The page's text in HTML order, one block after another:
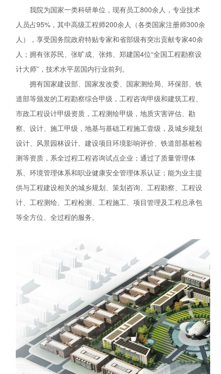
我院为国家一类科研单位，现有员工800余人，专业技术
人员占95%，其中高级工程师200余人（各类国家注册师300余
人），享受国务院政府特贴专家和省部级有突出贡献专家40余
人；拥有张苏民、张旷成、张炜、郑建国4位“全国工程勘察设
计大师”，技术水平居国内行业前列。
拥有国家建设部、国家发改委、国家测绘局、环保部、铁
道部等颁发的工程勘察综合甲级，工程咨询甲级和建筑工程、
市政工程设计甲级资质，工程测绘甲级，地质灾害评估、勘
察、设计、施工甲级，地基与基础工程施工壹级，及城乡规划
设计、风景园林设计、建设项目环境影响评价、铁道部基桩检
测等资质，系全过程工程咨询试点企业；通过了质量管理体
系、环境管理体系和职业健康安全管理体系认证；能为业主提
供与工程建设相关的城乡规划、策划咨询、工程勘察、工程设
计、工程测绘、工程检测、工程施工、项目管理及工程总承包
等全方位、全过程的服务。